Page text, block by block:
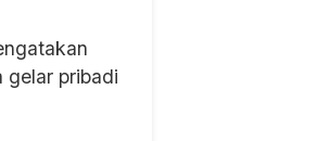
gelar pribadi